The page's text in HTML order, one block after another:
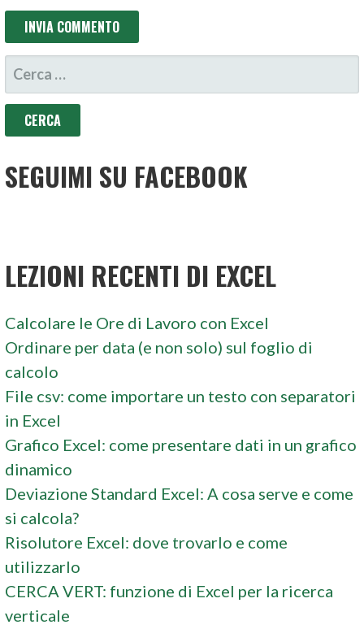
RICERCA
PER:
SEGUIMI SU FACEBOOK
LEZIONI RECENTI DI EXCEL
Calcolare le Ore di Lavoro con Excel
Ordinare per data (e non solo) sul foglio di
calcolo
File csv: come importare un testo con separatori
in Excel
Grafico Excel: come presentare dati in un grafico
dinamico
Deviazione Standard Excel: A cosa serve e come
si calcola?
Risolutore Excel: dove trovarlo e come
utilizzarlo
CERCA VERT: funzione di Excel per la ricerca
verticale